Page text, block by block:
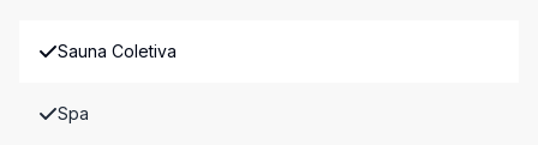
Sauna Coletiva
Spa